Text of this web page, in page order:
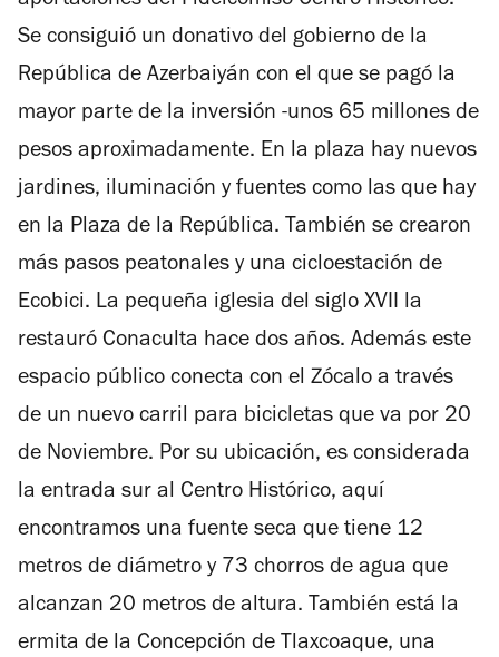
Se consiguió un donativo del gobierno de la
República de Azerbaiyán con el que se pagó la
mayor parte de la inversión -unos 65 millones de
pesos aproximadamente. En la plaza hay nuevos
jardines, iluminación y fuentes como las que hay
en la Plaza de la República. También se crearon
más pasos peatonales y una cicloestación de
Ecobici. La pequeña iglesia del siglo XVII la
restauró Conaculta hace dos años. Además este
espacio público conecta con el Zócalo a través
de un nuevo carril para bicicletas que va por 20
de Noviembre. Por su ubicación, es considerada
la entrada sur al Centro Histórico, aquí
encontramos una fuente seca que tiene 12
metros de diámetro y 73 chorros de agua que
alcanzan 20 metros de altura. También está la
ermita de la Concepción de Tlaxcoaque, una